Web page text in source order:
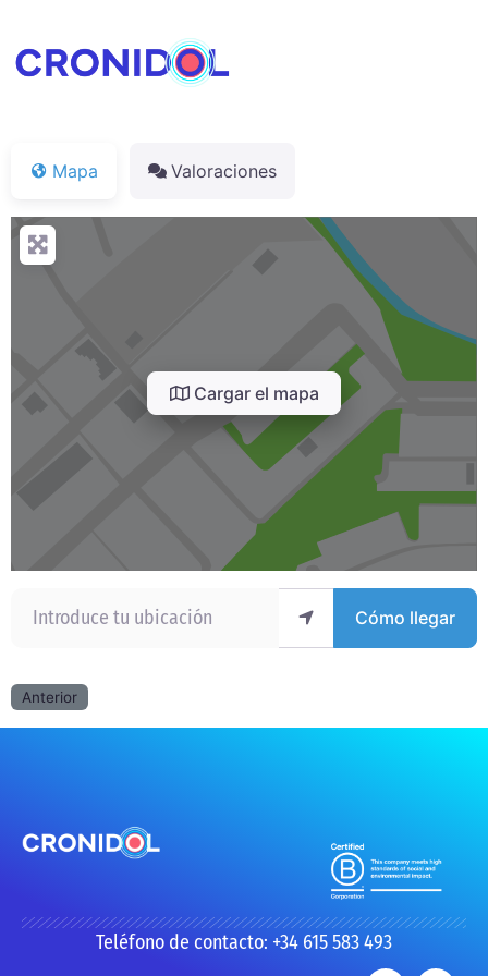
Mapa Valoraciones
Cargar el mapa
Cómo llegar
Anterior
Teléfono de contacto: +34 615 583 493